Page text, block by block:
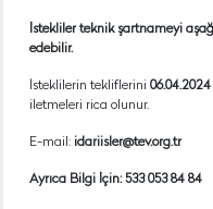
İstekliler teknik şartnameyi
edebilir.
İsteklilerin tekliflerini 06.04.2024
iletmeleri rica olunur.
E-mail: idariisler@tev.org.tr
Ayrıca Bilgi İçin: 533 053 84 84